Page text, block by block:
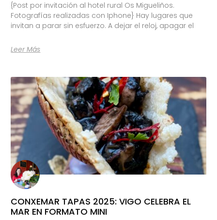
{Post por invitación al hotel rural Os Migueliños.
Fotografías realizadas con Iphone} Hay lugares que
invitan a parar sin esfuerzo. A dejar el reloj, apagar el
Leer Más
CONXEMAR TAPAS 2025: VIGO CELEBRA EL
MAR EN FORMATO MINI